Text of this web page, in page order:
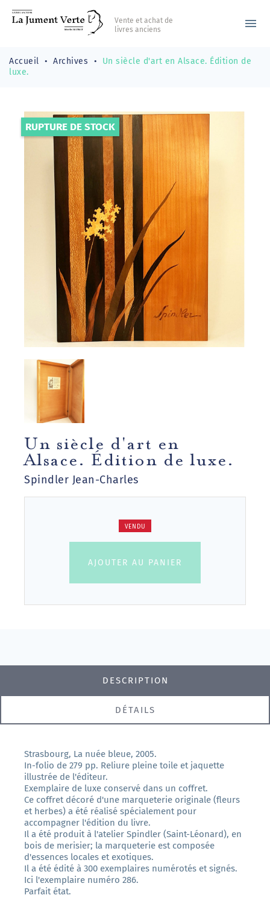
Vente et achat de
livres anciens
menu
Accueil Archives
Un siècle d'art en Alsace. Édition de
luxe.
RUPTURE DE STOCK
Un siècle d'art en
Alsace. Édition de luxe.
Spindler Jean-Charles
VENDU
AJOUTER AU PANIER
DESCRIPTION
DÉTAILS
Strasbourg, La nuée bleue, 2005.
In-folio de 279 pp. Reliure pleine toile et jaquette
illustrée de l'éditeur.
Exemplaire de luxe conservé dans un coffret.
Ce coffret décoré d'une marqueterie originale (fleurs
et herbes) a été réalisé spécialement pour
accompagner l'édition du livre.
Il a été produit à l'atelier Spindler (Saint-Léonard), en
bois de merisier; la marqueterie est composée
d'essences locales et exotiques.
Il a été édité à 300 exemplaires numérotés et signés.
Ici l'exemplaire numéro 286.
Parfait état.